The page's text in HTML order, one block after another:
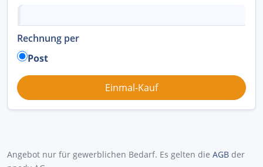
Rechnung per
Post
Angebot nur für gewerblichen Bedarf. Es gelten die AGB der